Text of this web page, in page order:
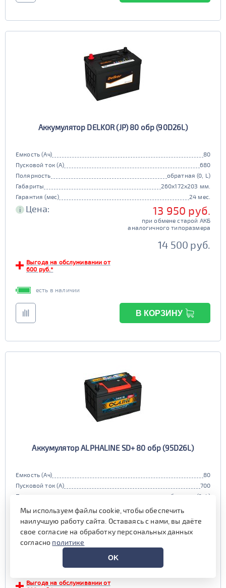
Аккумулятор DELKOR (JP) 80 обр (90D26L)
Емкость (Ач)
80
Пусковой ток (А)
680
Полярность
обратная (0, L)
Габариты
260x172x203 мм.
Гарантия (мес)
24 мес.
i Цена: 13 950 руб.
при обмене старой АКБ
аналогичного типоразмера
14 500 руб.
Выгода на обслуживании от
600 руб.*
есть в наличии
В КОРЗИНУ
Аккумулятор ALPHALINE SD+ 80 обр (95D26L)
Емкость (Ач)
80
Пусковой ток (А)
700
Полярность
обратная (0, L)
Габариты
24 мес.
i Цена: 10 940 руб.
аналогичного типоразмера
11 490 руб.
Выгода на обслуживании от
Мы используем файлы cookie, чтобы обеспечить
наилучшую работу сайта. Оставаясь с нами, вы даёте
свое согласие на обработку персональных данных
согласно политике
OK